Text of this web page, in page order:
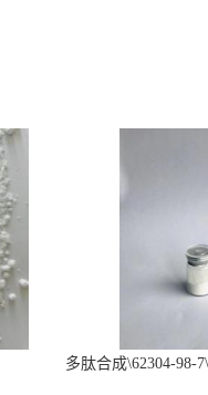
多肽合成\62304-98-